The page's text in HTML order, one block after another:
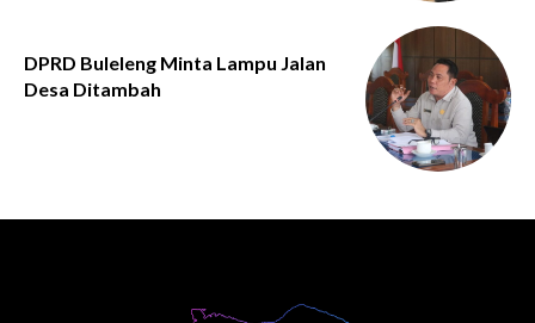
DPRD Buleleng Minta Lampu Jalan
Desa Ditambah